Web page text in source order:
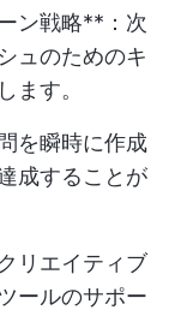
ン戦略**：次
ュのためのキ
ます。
を瞬時に作成
成することが
クリエイティブ
ールのサポー